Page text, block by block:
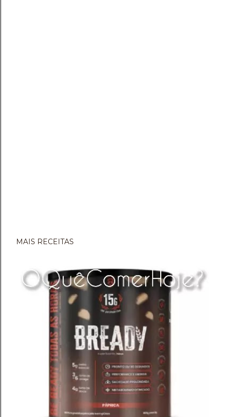
MAIS RECEITAS